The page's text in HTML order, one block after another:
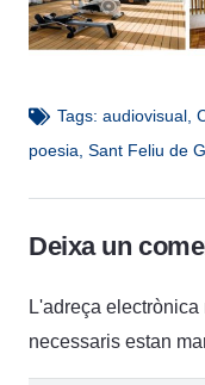
Tags: audiovisual,
poesia Sant Feliu de
Deixa un
L'adreça
necessaris estan